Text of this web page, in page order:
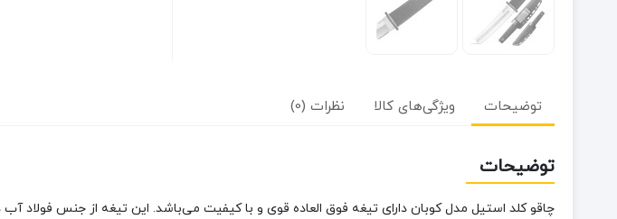
توضیحات ویژگی‌های کالا نظرات (0)
توضیحات
چاقو کلد استیل مدل کوبان دارای تیغه فوق العاده قوی و با کیفیت می‌باشد. این تیغه از جنس فولاد